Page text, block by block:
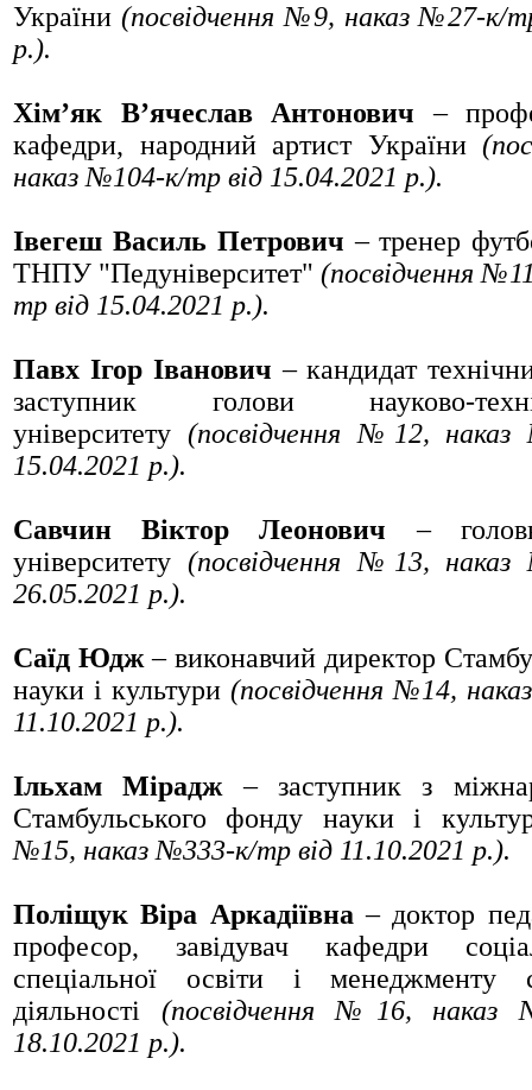
України (посвідчення №9, наказ №27-к/
р.).
Хім’як В’ячеслав Антонович –
кафедри, народний артист України
наказ №104-к/тр від 15.04.2021 р.).
Івегеш Василь Петрович – тренер
ТНПУ "Педуніверситет"(посвідчення
тр від 15.04.2021 р.).
Павх Ігор Іванович – кандидат
заступник голови науково-
університету (посвідчення №12,
15.04.2021 р.).
Савчин Віктор Леонович –
університету (посвідчення №13,
26.05.2021 р.).
Саїд Юдж – виконавчий директор
науки і культури (посвідчення №14,
11.10.2021 р.).
Ільхам Мірадж – заступник з
Стамбульського фонду науки і
№15, наказ №333-к/тр від 11.10.2021 р.).
Поліщук Віра Аркадіївна – доктор
професор, завідувач кафедри
спеціальної освіти і менеджменту
діяльності (посвідчення №16, наказ
18.10.2021 р.).